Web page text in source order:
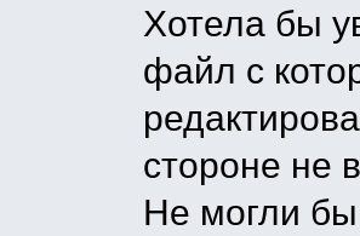
Хотела бы
файл с
стороне не
Не могли